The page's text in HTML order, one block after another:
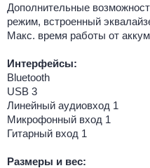
Дополнительные
режим, встроенный
Макс. время работы от
Интерфейсы:
Bluetooth
USB 3
Линейный аудиовход 1
Микрофонный вход 1
Гитарный вход 1
Размеры и вес: